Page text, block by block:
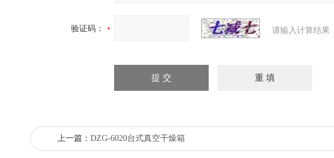
验证码： 请输入计算结果
上一篇： DZG-6020台式真空干燥箱